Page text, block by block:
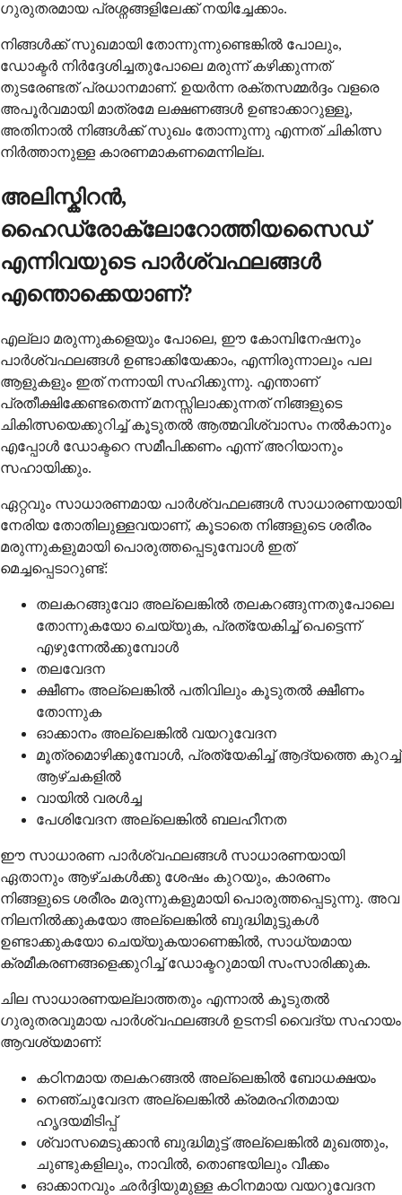
ഗുരുതരമായ പ്രശ്നങ്ങളിലേക്ക് നയിച്ചേക്കാം.
നിങ്ങൾക്ക് സുഖമായി തോന്നുന്നുണ്ടെങ്കിൽ പോലും,
ഡോക്ടർ നിർദ്ദേശിച്ചതുപോലെ മരുന്ന് കഴിക്കുന്നത്
തുടരേണ്ടത് പ്രധാനമാണ്. ഉയർന്ന രക്തസമ്മർദ്ദം വളരെ
അപൂർവമായി മാത്രമേ ലക്ഷണങ്ങൾ ഉണ്ടാക്കാറുള്ളൂ,
അതിനാൽ നിങ്ങൾക്ക് സുഖം തോന്നുന്നു എന്നത് ചികിത്സ
നിർത്താനുള്ള കാരണമാകണമെന്നില്ല.
അലിസ്കിറൻ,
ഹൈഡ്രോക്ലോറോത്തിയസൈഡ്
എന്നിവയുടെ പാർശ്വഫലങ്ങൾ
എന്തൊക്കെയാണ്?
എല്ലാ മരുന്നുകളെയും പോലെ, ഈ കോമ്പിനേഷനും
പാർശ്വഫലങ്ങൾ ഉണ്ടാക്കിയേക്കാം, എന്നിരുന്നാലും പല
ആളുകളും ഇത് നന്നായി സഹിക്കുന്നു. എന്താണ്
പ്രതീക്ഷിക്കേണ്ടതെന്ന് മനസ്സിലാക്കുന്നത് നിങ്ങളുടെ
ചികിത്സയെക്കുറിച്ച് കൂടുതൽ ആത്മവിശ്വാസം നൽകാനും
എപ്പോൾ ഡോക്ടറെ സമീപിക്കണം എന്ന് അറിയാനും
സഹായിക്കും.
ഏറ്റവും സാധാരണമായ പാർശ്വഫലങ്ങൾ സാധാരണയായി
നേരിയ തോതിലുള്ളവയാണ്, കൂടാതെ നിങ്ങളുടെ ശരീരം
മരുന്നുകളുമായി പൊരുത്തപ്പെടുമ്പോൾ ഇത്
മെച്ചപ്പെടാറുണ്ട്:
തലകറങ്ങുവോ അല്ലെങ്കിൽ തലകറങ്ങുന്നതുപോലെ
തോന്നുകയോ ചെയ്യുക, പ്രത്യേകിച്ച് പെട്ടെന്ന്
എഴുന്നേൽക്കുമ്പോൾ
തലവേദന
ക്ഷീണം അല്ലെങ്കിൽ പതിവിലും കൂടുതൽ ക്ഷീണം
തോന്നുക
ഓക്കാനം അല്ലെങ്കിൽ വയറുവേദന
മൂത്രമൊഴിക്കുമ്പോൾ, പ്രത്യേകിച്ച് ആദ്യത്തെ കുറച്ച്
ആഴ്ചകളിൽ
വായിൽ വരൾച്ച
പേശിവേദന അല്ലെങ്കിൽ ബലഹീനത
ഈ സാധാരണ പാർശ്വഫലങ്ങൾ സാധാരണയായി
ഏതാനും ആഴ്ചകൾക്കു ശേഷം കുറയും, കാരണം
നിങ്ങളുടെ ശരീരം മരുന്നുകളുമായി പൊരുത്തപ്പെടുന്നു. അവ
നിലനിൽക്കുകയോ അല്ലെങ്കിൽ ബുദ്ധിമുട്ടുകൾ
ഉണ്ടാക്കുകയോ ചെയ്യുകയാണെങ്കിൽ, സാധ്യമായ
ക്രമീകരണങ്ങളെക്കുറിച്ച് ഡോക്ടറുമായി സംസാരിക്കുക.
ചില സാധാരണയല്ലാത്തതും എന്നാൽ കൂടുതൽ
ഗുരുതരവുമായ പാർശ്വഫലങ്ങൾ ഉടനടി വൈദ്യ സഹായം
ആവശ്യമാണ്:
കഠിനമായ തലകറങ്ങൽ അല്ലെങ്കിൽ ബോധക്ഷയം
നെഞ്ചുവേദന അല്ലെങ്കിൽ ക്രമരഹിതമായ
ഹൃദയമിടിപ്പ്
ശ്വാസമെടുക്കാൻ ബുദ്ധിമുട്ട് അല്ലെങ്കിൽ മുഖത്തും,
ചുണ്ടുകളിലും, നാവിൽ, തൊണ്ടയിലും വീക്കം
ഓക്കാനവും ഛർദ്ദിയുമുള്ള കഠിനമായ വയറുവേദന